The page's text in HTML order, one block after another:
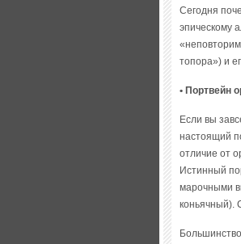
Сегодня
эпическому
топора») и
• Портвейн
Если вы
настоящий
отличие от
Истинный
марочными
коньячный).